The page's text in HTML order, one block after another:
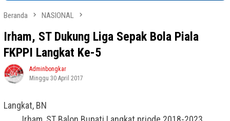
Beranda NASIONAL
Irham, ST Dukung Liga Sepak Bola Piala
FKPPI Langkat Ke-5
Adminbongkar
Minggu 30 April 2017
Langkat, BN